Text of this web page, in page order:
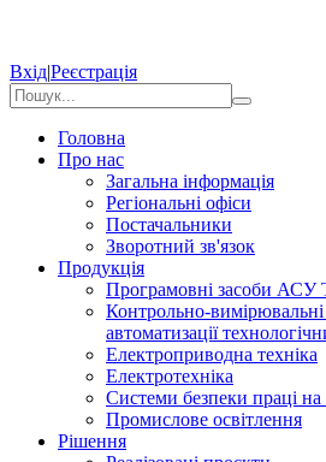
Вхід|Реєстрація
Головна
Про нас
Загальна інформація
Регіональні офіси
Постачальники
Зворотний зв'язок
Продукція
Програмовні засоби АСУ
Контрольно-
автоматизації
Електроприводна техніка
Електротехніка
Системи безпеки праці на
Промислове освітлення
Рішення